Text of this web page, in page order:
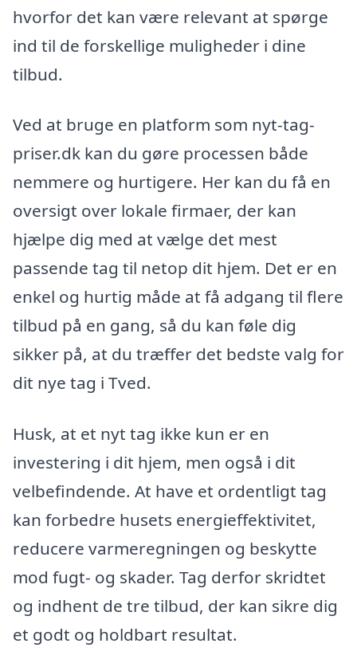
hvorfor det kan være relevant at spørge
ind til de forskellige muligheder i dine
tilbud.
Ved at bruge en platform som nyt-tag-
priser.dk kan du gøre processen både
nemmere og hurtigere. Her kan du få en
oversigt over lokale firmaer, der kan
hjælpe dig med at vælge det mest
passende tag til netop dit hjem. Det er en
enkel og hurtig måde at få adgang til flere
tilbud på en gang, så du kan føle dig
sikker på, at du træffer det bedste valg for
dit nye tag i Tved.
Husk, at et nyt tag ikke kun er en
investering i dit hjem, men også i dit
velbefindende. At have et ordentligt tag
kan forbedre husets energieffektivitet,
reducere varmeregningen og beskytte
mod fugt- og skader. Tag derfor skridtet
og indhent de tre tilbud, der kan sikre dig
et godt og holdbart resultat.